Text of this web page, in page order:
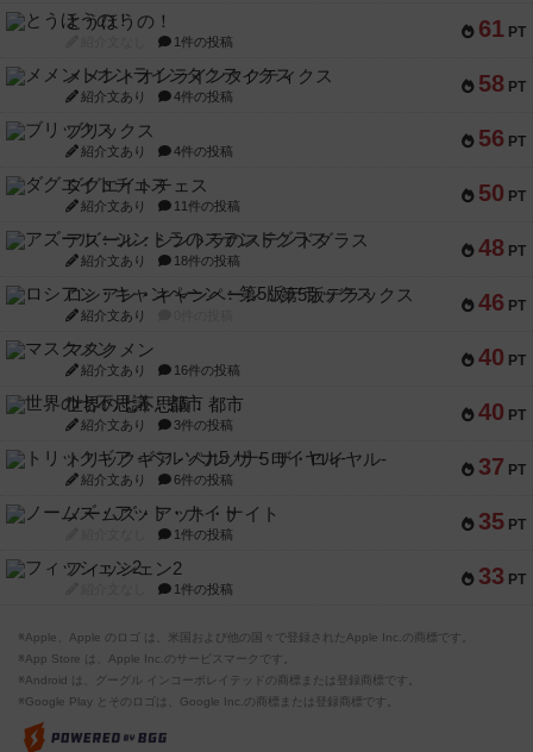
61 PT
とうほうの！
1件の投稿
58 PT
メメントオンラインタクティクス
紹介文あり 4件の投稿
56 PT
ブリックス
紹介文あり 4件の投稿
50 PT
ダグエイトチェス
紹介文あり 11件の投稿
48 PT
アズール：シントラのステンドグラス
紹介文あり 18件の投稿
46 PT
ロシアン・キャンペーン：第5版デラックス
紹介文あり
40 PT
マスクメン
紹介文あり 16件の投稿
40 PT
世界の七不思議：都市
紹介文あり 3件の投稿
37 PT
トリックギア - ペルソナ5 ザ・ロイヤル-
紹介文あり 6件の投稿
35 PT
ノームズ・アット・ナイト
1件の投稿
33 PT
フィッシェン2
1件の投稿
※Apple、Apple のロゴ は、米国および他の国々で登録されたApple Inc.の商標です。
※App Store は、Apple Inc.のサービスマークです。
※Android は、グーグル インコーポレイテッドの商標または登録商標です。
※Google Play とそのロゴは、Google Inc.の商標または登録商標です。